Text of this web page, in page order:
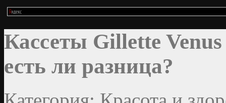
Кассеты Gillette
есть ли разница?